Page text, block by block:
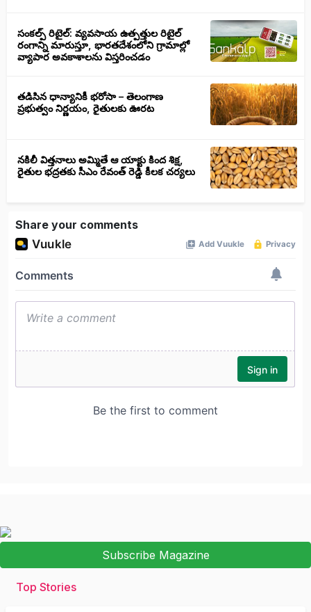
సంకల్ప్ రిటైల్: వ్యవసాయ ఉత్పత్తుల రిటైల్
రంగాన్ని మారుస్తూ, భారతదేశంలోని గ్రామాల్లో
వ్యాపార అవకాశాలను విస్తరించడం
తడిసిన ధాన్యానికీ భరోసా – తెలంగాణ
ప్రభుత్వం నిర్ణయం, రైతులకు ఊరట
నకిలీ విత్తనాలు అమ్మితే ఆ యాక్టు కింద శిక్ష,
రైతుల భద్రతకు సీఎం రేవంత్ రెడ్డి కీలక చర్యలు
Share your comments
Subscribe Magazine
Top Stories